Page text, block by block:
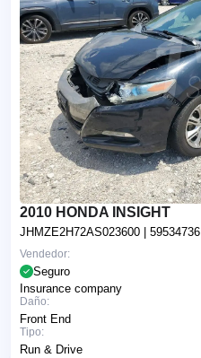
2010 HONDA INSIGHT
JHMZE2H72AS023600 | 59534736
Vendedor:
Seguro
Insurance company
Daño:
Front End
Tipo:
Run & Drive